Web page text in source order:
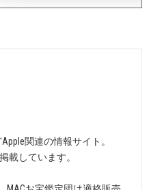
関連の情報サイト。
載しています。